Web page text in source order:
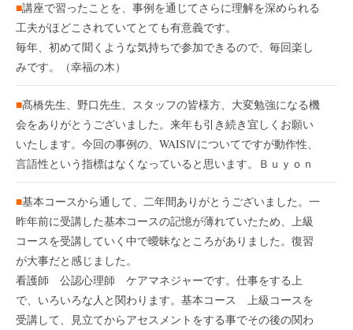
■講座で習ったことを、事例を通じてさらに理解を深められる
工夫がほどこされていてとても有意義です。
毎年、初めて聞くような気持ちで参加できるので、毎回楽し
みです。（幸福の木）
■髙橋先生、野口先生、スタッフの皆様方、大変勉強になる機
会をありがとうございました。来年も引き続き宜しくお願い
いたします。今回の事例の、WAISⅣについてですが動作性、
言語性という指標はなくなっていると思います。Ｂｕｙｏｎ
■基本コースから通して、二年間ありがとうございました。一
昨年前に受講した基本コースの記憶が薄れていたため、上級
コースを受講していく中で曖昧なところがありました。復習
が大事だと感じました。
看護師 公認心理師 ケアマネジャーです。仕事をする上
で、いろいろな人と関わります。基本コース 上級コースを
受講して、見立てからアセスメントをする事でその後の関わ